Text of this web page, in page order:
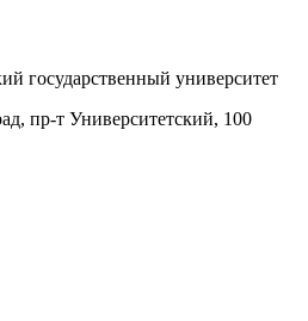
государственный университет
пр-т Университетский, 100